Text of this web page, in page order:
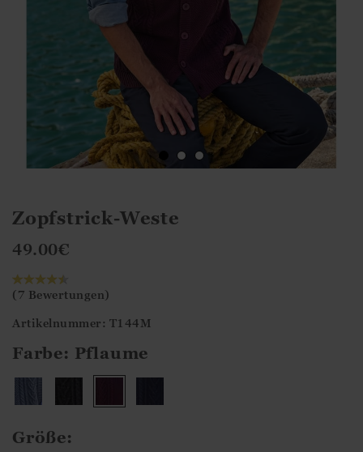
Zopfstrick-Weste
49.00€
(7 Bewertungen)
Artikelnummer: T144M
Farbe: Pflaume
Größe: